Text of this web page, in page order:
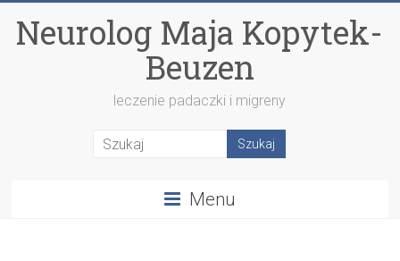
Neurolog Maja Kopytek-
Beuzen
leczenie padaczki i migreny
Menu